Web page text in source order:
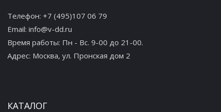
Телефон: +7 (495)107 06 79
Email: info@v-dd.ru
Время работы: Пн - Вс. 9-00 до 21-00.
Адрес: Москва, ул. Пронская дом 2
КАТАЛОГ